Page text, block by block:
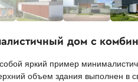
дом с
яркий пример
объем здания выполнен в